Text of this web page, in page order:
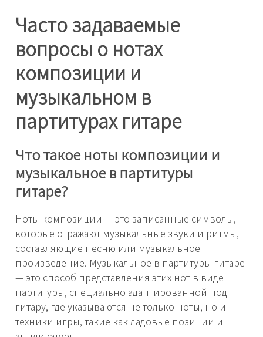
Часто задаваемые
вопросы о нотах
композиции и
музыкальном в
партитурах гитаре
Что такое ноты композиции и
музыкальное в партитуры
гитаре?
Ноты композиции — это записанные символы,
которые отражают музыкальные звуки и ритмы,
составляющие песню или музыкальное
произведение. Музыкальное в партитуры гитаре
— это способ представления этих нот в виде
партитуры, специально адаптированной под
гитару, где указываются не только ноты, но и
техники игры, такие как ладовые позиции и